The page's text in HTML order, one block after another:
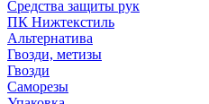
Средства защиты рук
ПК Нижтекстиль
Альтернатива
Гвозди, метизы
Гвозди
Саморезы